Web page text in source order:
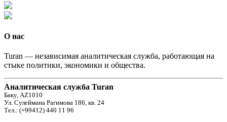
О нас
Turan — независимая аналитическая служба, работающая на
стыке политики, экономики и общества.
Аналитическая служба Turan
Баку, AZ1010
Ул. Сулеймана Рагимова 186, кв. 24
Тел.: (+99412) 440 11 96